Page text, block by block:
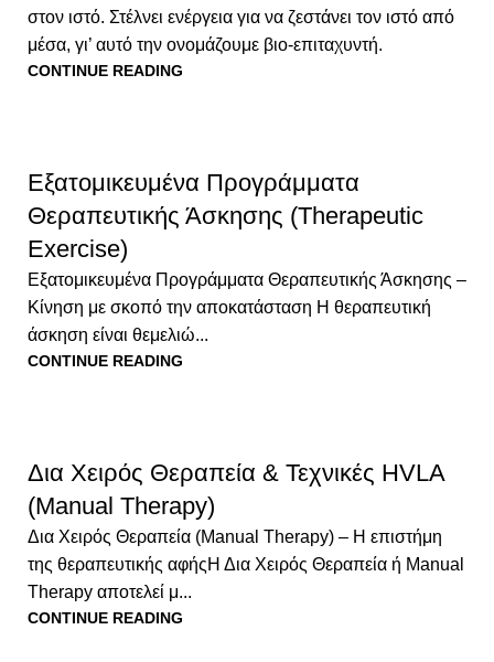
στον ιστό. Στέλνει ενέργεια για να ζεστάνει τον ιστό από
μέσα, γι’ αυτό την ονομάζουμε βιο-επιταχυντή.
CONTINUE READING
Εξατομικευμένα Προγράμματα
Θεραπευτικής Άσκησης (Therapeutic
Exercise)
Εξατομικευμένα Προγράμματα Θεραπευτικής Άσκησης –
Κίνηση με σκοπό την αποκατάσταση Η θεραπευτική
άσκηση είναι θεμελιώ...
CONTINUE READING
Δια Χειρός Θεραπεία & Τεχνικές HVLA
(Manual Therapy)
Δια Χειρός Θεραπεία (Manual Therapy) – Η επιστήμη
της θεραπευτικής αφήςΗ Δια Χειρός Θεραπεία ή Manual
Therapy αποτελεί μ...
CONTINUE READING